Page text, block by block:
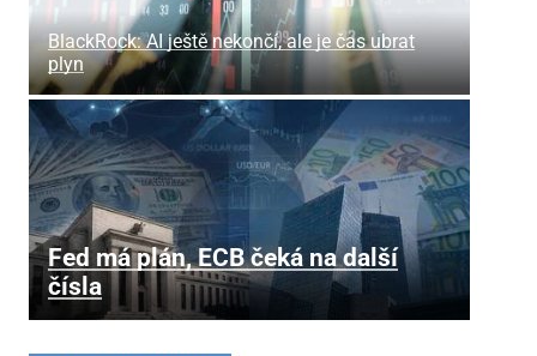
BlackRock: AI ještě nekončí, ale je čas ubrat
plyn
Fed má plán, ECB čeká na další
čísla